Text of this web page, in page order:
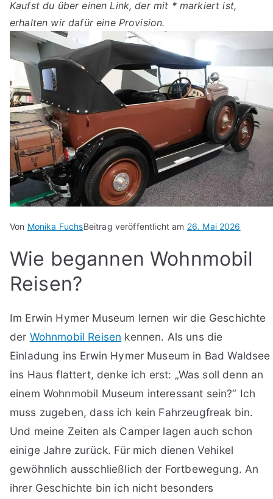
Kaufst du über einen Link, der mit * markiert ist,
erhalten wir dafür eine Provision.
Von Monika FuchsBeitrag veröffentlicht am 26. Mai 2026
Wie begannen Wohnmobil
Reisen?
Im Erwin Hymer Museum lernen wir die Geschichte
der Wohnmobil Reisen kennen. Als uns die
Einladung ins Erwin Hymer Museum in Bad Waldsee
ins Haus flattert, denke ich erst: „Was soll denn an
einem Wohnmobil Museum interessant sein?“ Ich
muss zugeben, dass ich kein Fahrzeugfreak bin.
Und meine Zeiten als Camper lagen auch schon
einige Jahre zurück. Für mich dienen Vehikel
gewöhnlich ausschließlich der Fortbewegung. An
ihrer Geschichte bin ich nicht besonders